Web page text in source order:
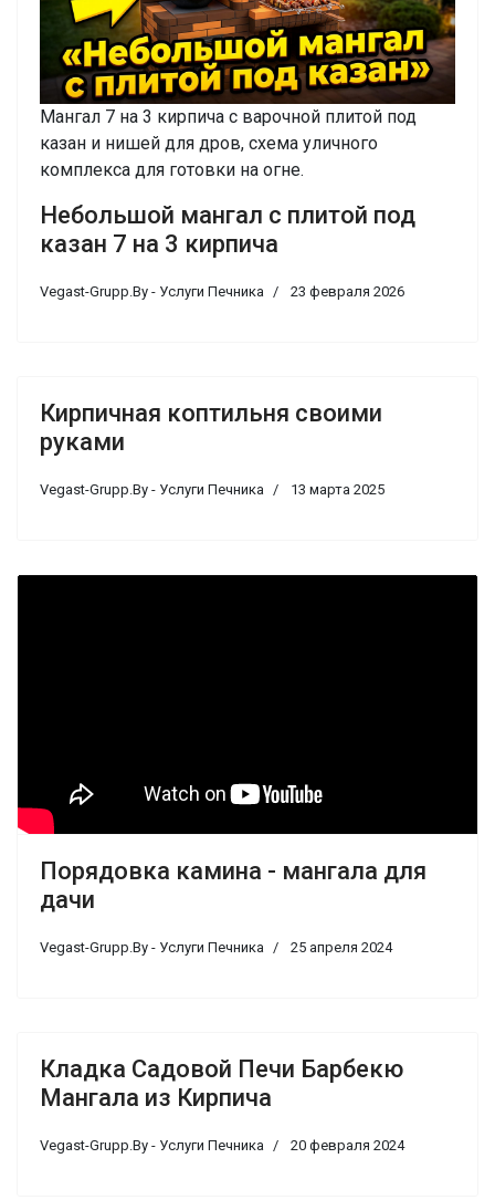
Мангал 7 на 3 кирпича с варочной плитой под
казан и нишей для дров, схема уличного
комплекса для готовки на огне.
Небольшой мангал с плитой под
казан 7 на 3 кирпича
Vegast-Grupp.By - Услуги Печника 23 февраля 2026
Кирпичная коптильня своими
руками
Vegast-Grupp.By - Услуги Печника 13 марта 2025
Порядовка камина - мангала для
дачи
Vegast-Grupp.By - Услуги Печника 25 апреля 2024
Кладка Садовой Печи Барбекю
Мангала из Кирпича
Vegast-Grupp.By - Услуги Печника 20 февраля 2024